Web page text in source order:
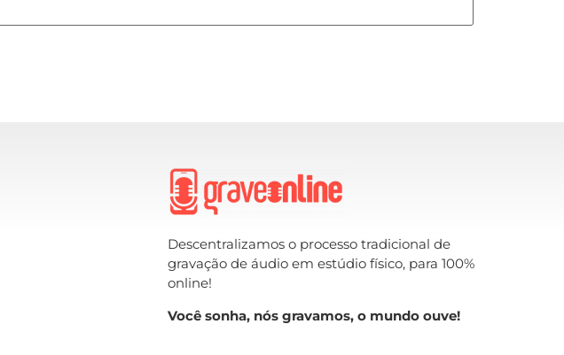
Descentralizamos o processo tradicional de
gravação de áudio em estúdio físico, para 100%
online!
Você sonha, nós gravamos, o mundo ouve!